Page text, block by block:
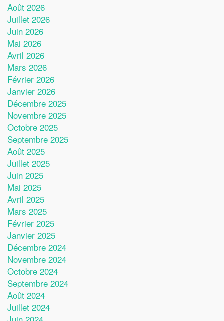
Août 2026
Juillet 2026
Juin 2026
Mai 2026
Avril 2026
Mars 2026
Février 2026
Janvier 2026
Décembre 2025
Novembre 2025
Octobre 2025
Septembre 2025
Août 2025
Juillet 2025
Juin 2025
Mai 2025
Avril 2025
Mars 2025
Février 2025
Janvier 2025
Décembre 2024
Novembre 2024
Octobre 2024
Septembre 2024
Août 2024
Juillet 2024